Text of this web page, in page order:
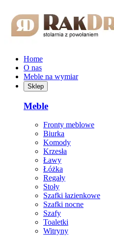
Home
O nas
Meble na wymiar
Sklep
Meble
Fronty meblowe
Biurka
Komody
Krzesła
Ławy
Łóżka
Regały
Stoły
Szafki łazienkowe
Szafki nocne
Szafy
Toaletki
Witryny